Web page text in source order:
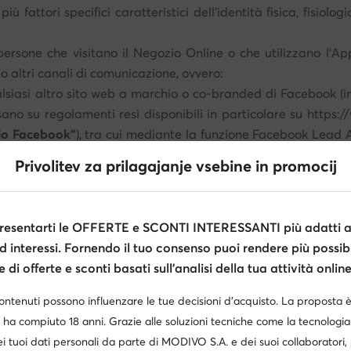
fattori specifici caratteristici dell'identità fisica,
che visitano il Negozio Online o che utilizzano
altri canali di comunicazione, ovvero:
altro sito web a marchio o co-branded di Facebook
su regolamenti resi disponibili in particolare su
Facebook"), tra cui mediante la funzione Facebook
e di utilizzo dei dati personali da parte
del trattamento non ha alcuna influenza sul
di eseguire campagne pubblicitarie, compresi i
I TUOI DATI?
e su diverse basi legali a seconda delle
svolgere attività di marketing, analisi di mercato e
o identificare le frodi. Dettagli di seguito.
Privolitev za prilagajanje vsebine in promocij
le OFFERTE e SCONTI INTERESSANTI più adatti
interessi. Fornendo il tuo consenso puoi rendere più
di offerte e sconti basati sull’analisi della tua attività
possono influenzare le tue decisioni d’acquisto. La proposta
compiuto 18 anni. Grazie alle soluzioni tecniche come la
tuoi dati personali da parte di MODIVO S.A. e dei suoi collaboratori,